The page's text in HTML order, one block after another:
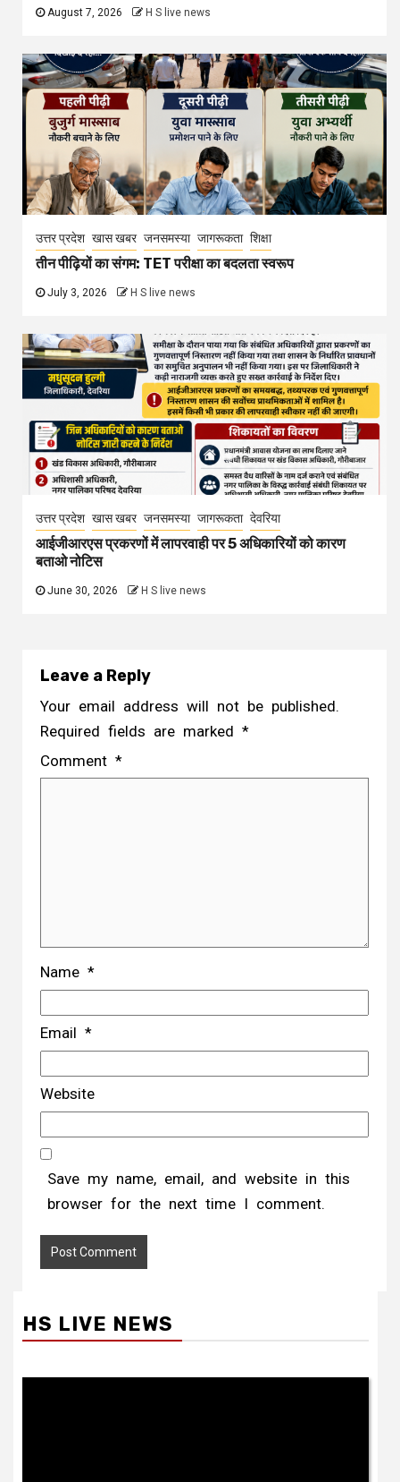
August 7, 2026 H S live news
उत्तर प्रदेश खास खबर जनसमस्या जागरूकता शिक्षा
तीन पीढ़ियों का संगम: TET परीक्षा का बदलता स्वरूप
July 3, 2026 H S live news
उत्तर प्रदेश खास खबर जनसमस्या जागरूकता देवरिया
आईजीआरएस प्रकरणों में लापरवाही पर 5 अधिकारियों को कारण
बताओ नोटिस
June 30, 2026 H S live news
Leave a Reply
Your email address will not be published.
Required fields are marked *
Comment *
Name *
Email *
Website
Save my name, email, and website in this
browser for the next time I comment.
HS LIVE NEWS